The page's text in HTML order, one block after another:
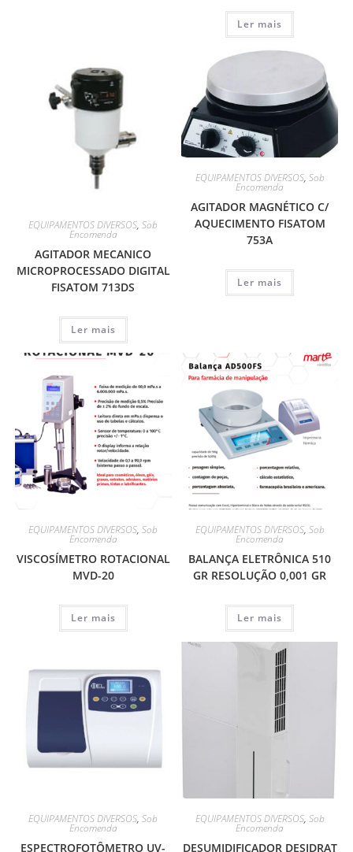
Ler mais
EQUIPAMENTOS DIVERSOS,Sob
Encomenda
AGITADOR MECANICO
MICROPROCESSADO DIGITAL
FISATOM 713DS
Ler mais
EQUIPAMENTOS DIVERSOS, Sob
Encomenda
AGITADOR MAGNÉTICO C/
AQUECIMENTO FISATOM
753A
Ler mais
EQUIPAMENTOS DIVERSOS,Sob
Encomenda
VISCOSÍMETRO ROTACIONAL
MVD-20
Ler mais
EQUIPAMENTOS DIVERSOS, Sob
Encomenda
BALANÇA ELETRÔNICA 510
GR RESOLUÇÃO 0,001 GR
Ler mais
EQUIPAMENTOS DIVERSOS,Sob
Encomenda
ESPECTROFOTÔMETRO UV-
EQUIPAMENTOS DIVERSOS, Sob
Encomenda
DESUMIDIFICADOR DESIDRAT